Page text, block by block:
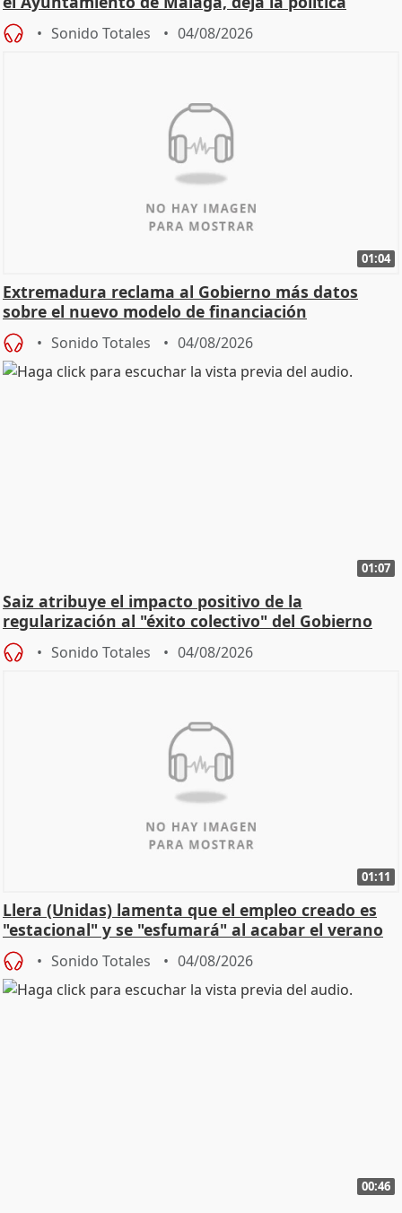
Sonido Totales 04/08/2026
01:04
Extremadura reclama al Gobierno más datos
sobre el nuevo modelo de financiación
Sonido Totales 04/08/2026
01:07
Saiz atribuye el impacto positivo de la
regularización al "éxito colectivo" del Gobierno
Sonido Totales 04/08/2026
01:11
Llera (Unidas) lamenta que el empleo creado es
"estacional" y se "esfumará" al acabar el verano
Sonido Totales 04/08/2026
00:46